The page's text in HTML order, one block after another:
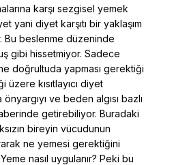
karşı sezgisel yemek
yani diyet karşıtı bir yaklaşım
Bu beslenme düzeninde
gibi hissetmiyor. Sadece
doğrultuda yapması gerektiği
üzere kısıtlayıcı diyet
önyargıyı ve beden algısı bazlı
getirebiliyor. Buradaki
bireyin vücudunun
ne yemesi gerektiğini
nasıl uygulanır? Peki bu